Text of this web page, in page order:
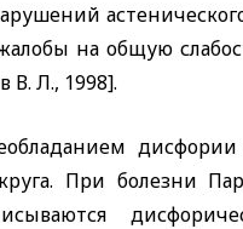
на общую
В. Л., 1998].
При болезни